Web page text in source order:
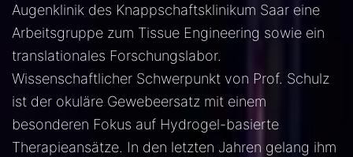
Augenklinik des Knappschaftsklinikum Saar eine
Arbeitsgruppe zum Tissue Engineering sowie ein
translationales Forschungslabor.
Wissenschaftlicher Schwerpunkt von Prof. Schulz
ist der okuläre Gewebeersatz mit einem
besonderen Fokus auf Hydrogel-basierte
Therapieansätze. In den letzten Jahren gelang ihm